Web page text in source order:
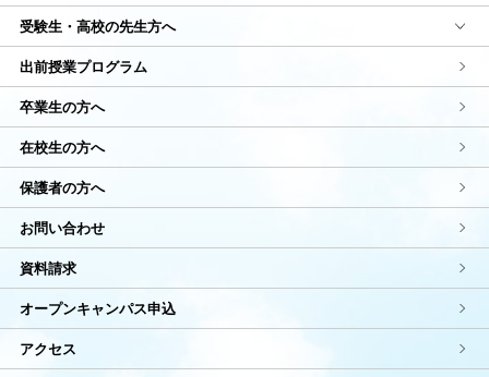
受験生・高校の先生方へ
出前授業プログラム
卒業生の方へ
在校生の方へ
保護者の方へ
お問い合わせ
資料請求
オープンキャンパス申込
アクセス